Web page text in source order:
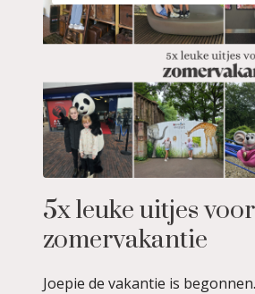
5x leuke uitjes
zomervakantie
Joepie de vakantie is